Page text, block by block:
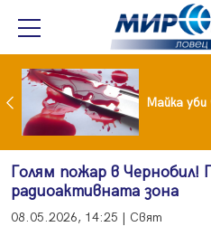
Проф.Кантарджиев: Пазете се от комарите и полово предаваните инфекции
Голям пожар в Чернобил!
радиоактивната зона
08.05.2026, 14:25 | Свят